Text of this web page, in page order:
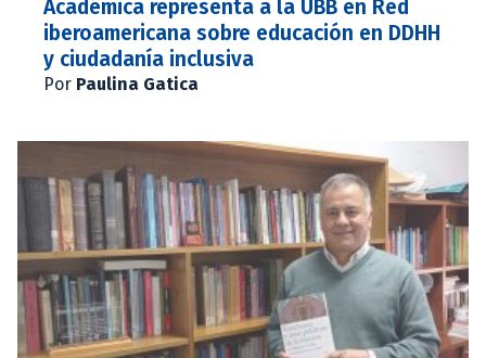
Académica representa a la UBB en Red
iberoamericana sobre educación en DDHH
y ciudadanía inclusiva
Por Paulina Gatica